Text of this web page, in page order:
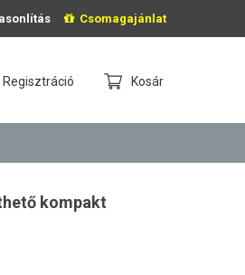
Csomagajánlat
Regisztráció Kosár
kompakt